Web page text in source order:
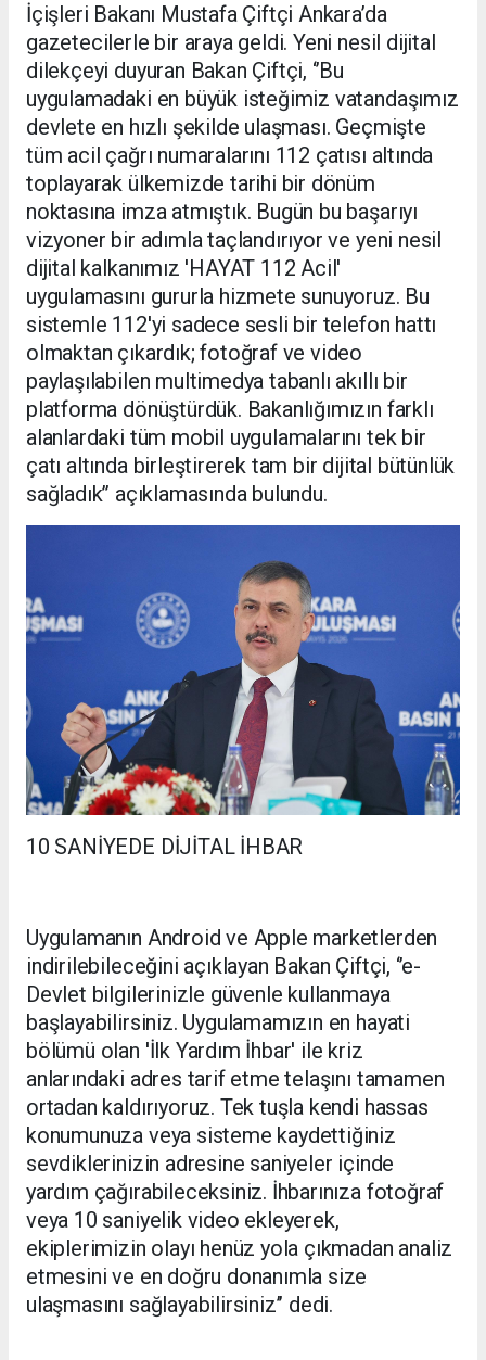
İçişleri Bakanı Mustafa Çiftçi Ankara’da
gazetecilerle bir araya geldi. Yeni nesil dijital
dilekçeyi duyuran Bakan Çiftçi, ‘’Bu
uygulamadaki en büyük isteğimiz vatandaşımız
devlete en hızlı şekilde ulaşması. Geçmişte
tüm acil çağrı numaralarını 112 çatısı altında
toplayarak ülkemizde tarihi bir dönüm
noktasına imza atmıştık. Bugün bu başarıyı
vizyoner bir adımla taçlandırıyor ve yeni nesil
dijital kalkanımız 'HAYAT 112 Acil'
uygulamasını gururla hizmete sunuyoruz. Bu
sistemle 112'yi sadece sesli bir telefon hattı
olmaktan çıkardık; fotoğraf ve video
paylaşılabilen multimedya tabanlı akıllı bir
platforma dönüştürdük. Bakanlığımızın farklı
alanlardaki tüm mobil uygulamalarını tek bir
çatı altında birleştirerek tam bir dijital bütünlük
sağladık’’ açıklamasında bulundu.
10 SANİYEDE DİJİTAL İHBAR
Uygulamanın Android ve Apple marketlerden
indirilebileceğini açıklayan Bakan Çiftçi, ‘’e-
Devlet bilgilerinizle güvenle kullanmaya
başlayabilirsiniz. Uygulamamızın en hayati
bölümü olan 'İlk Yardım İhbar' ile kriz
anlarındaki adres tarif etme telaşını tamamen
ortadan kaldırıyoruz. Tek tuşla kendi hassas
konumunuza veya sisteme kaydettiğiniz
sevdiklerinizin adresine saniyeler içinde
yardım çağırabileceksiniz. İhbarınıza fotoğraf
veya 10 saniyelik video ekleyerek,
ekiplerimizin olayı henüz yola çıkmadan analiz
etmesini ve en doğru donanımla size
ulaşmasını sağlayabilirsiniz’’ dedi.